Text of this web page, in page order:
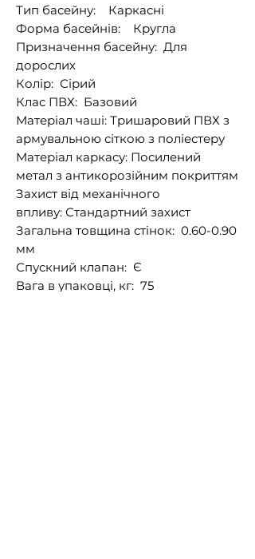
Тип басейну: Каркасні
Форма басейнів: Кругла
Призначення басейну: Для
дорослих
Колір: Сірий
Клас ПВХ: Базовий
Матеріал чаші: Тришаровий ПВХ з
армувальною сіткою з поліестеру
Матеріал каркасу: Посилений
метал з антикорозійним покриттям
Захист від механічного
впливу: Стандартний захист
Загальна товщина стінок: 0.60-0.90
мм
Спускний клапан: Є
Вага в упаковці, кг: 75